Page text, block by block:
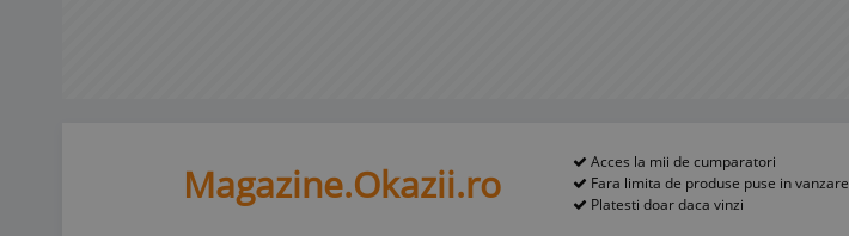
Magazine.Okazii.ro
Acces la mii de cumparatori
Fara limita de produse puse in vanzare
Platesti doar daca vinzi